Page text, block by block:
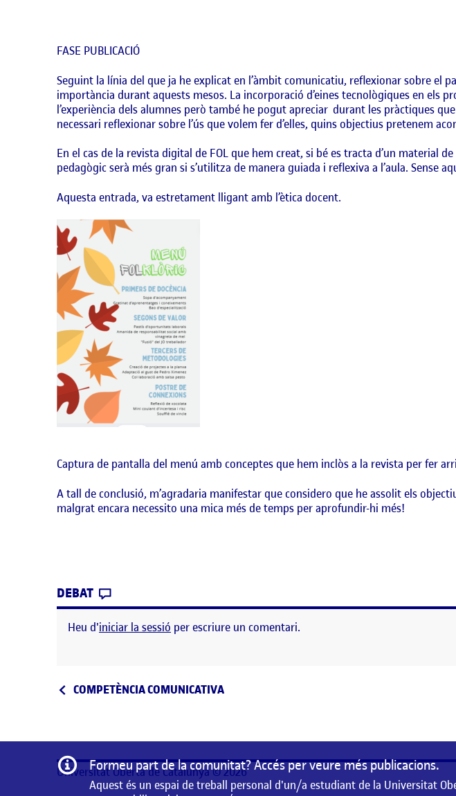
FASE PUBLICACIÓ
Seguint la línia del que ja he explicat en l’àmbit comunicatiu, reflexionar sobre el
importància durant aquests mesos. La incorporació d’eines tecnològiques en els
l’experiència dels alumnes però també he pogut apreciar durant les pràctiques
necessari reflexionar sobre l’ús que volem fer d’elles, quins objectius pretenem
En el cas de la revista digital de FOL que hem creat, si bé es tracta d’un material
pedagògic serà més gran si s’utilitza de manera guiada i reflexiva a l’aula.
Aquesta entrada, va estretament lligant amb l’ètica docent.
Captura de pantalla del menú amb conceptes que hem inclòs a la revista per fer
A tall de conclusió, m’agradaria manifestar que considero que he assolit els
malgrat encara necessito una mica més de temps per aprofundir-hi més!
DEBAT
Heu d'iniciar la sessió per escriure un comentari.
Navegació d'entrades
Entrada anterior
COMPETÈNCIA COMUNICATIVA
Informació
Formeu part de la comunitat? Accés per veure més publicacions.
Aquest és un espai de treball personal d'un/a estudiant de la Universitat
Universitat Oberta de Catalunya © 2026